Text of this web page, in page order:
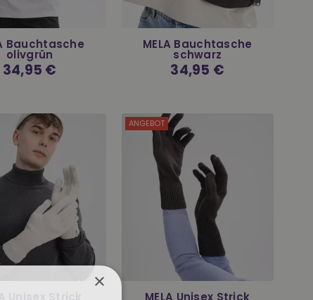
Bauchtasche
olivgrün
Normaler
Preis
34,95 €
MELA Bauchtasche
schwarz
Normaler
Preis
34,95 €
ANGEBOT
MELA Unisex Strick
×